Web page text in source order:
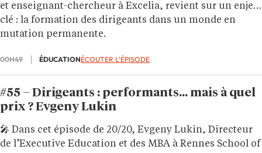
et enseignant-chercheur à Excelia, revient sur un enjeu
clé : la formation des dirigeants dans un monde en
mutation permanente.
00H49 ÉDUCATIONÉCOUTER L'ÉPISODE
#55 – Dirigeants : performants… mais à quel
prix ? Evgeny Lukin
🎤 Dans cet épisode de 20/20, Evgeny Lukin, Directeur
de l’Executive Education et des MBA à Rennes School of